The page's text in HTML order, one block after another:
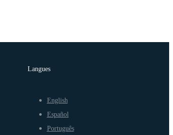
Langues
English
Español
Português